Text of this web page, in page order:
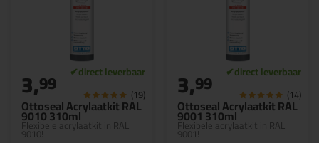
Ottoseal Acrylaatkit RAL
9010 310ml
Flexibele acrylaatkit in RAL
9010!
3,99 (19)
Ottoseal Acrylaatkit RAL
9001 310ml
Flexibele acrylaatkit in RAL
9001!
3,99 (14)